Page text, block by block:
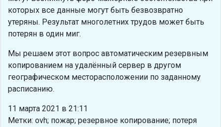
которых все данные могут быть безвозвратно
утеряны. Результат многолетних трудов может быть
потерян в один миг.
Мы решаем этот вопрос автоматическим резервным
копированием на удалённый сервер в другом
географическом месторасположении по заданному
расписанию.
11 марта 2021 в 21:11
Метки: ovh; пожар; резервное копирование; потеря